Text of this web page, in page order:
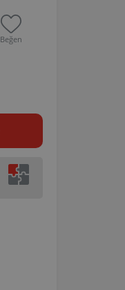
Beğen